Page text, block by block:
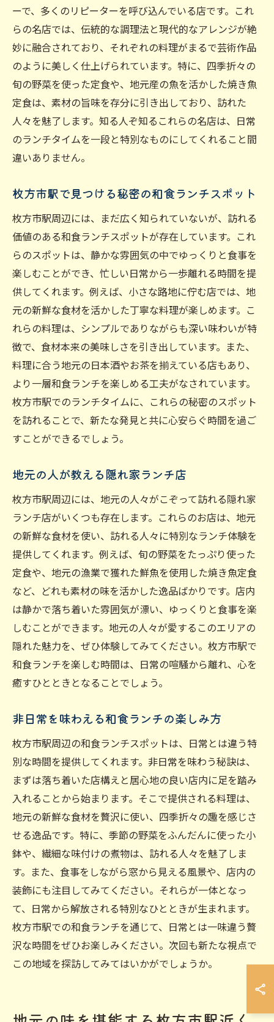
ーで、多くのリピーターを呼び込んでいる店です。これ
らの名店では、伝統的な調理法と現代的なアレンジが絶
妙に融合されており、それぞれの料理がまるで芸術作品
のように美しく仕上げられています。特に、四季折々の
旬の野菜を使った定食や、地元産の魚を活かした焼き魚
定食は、素材の旨味を存分に引き出しており、訪れた
人々を魅了します。知る人ぞ知るこれらの名店は、日常
のランチタイムを一段と特別なものにしてくれること間
違いありません。
枚方市駅で見つける秘密の和食ランチスポット
枚方市駅周辺には、まだ広く知られていないが、訪れる
価値のある和食ランチスポットが存在しています。これ
らのスポットは、静かな雰囲気の中でゆっくりと食事を
楽しむことができ、忙しい日常から一歩離れる時間を提
供してくれます。例えば、小さな路地に佇む店では、地
元の新鮮な食材を活かした丁寧な料理が楽しめます。こ
れらの料理は、シンプルでありながらも深い味わいが特
徴で、食材本来の美味しさを引き出しています。また、
料理に合う地元の日本酒やお茶を揃えている店もあり、
より一層和食ランチを楽しめる工夫がなされています。
枚方市駅でのランチタイムに、これらの秘密のスポット
を訪れることで、新たな発見と共に心安らぐ時間を過ご
すことができるでしょう。
地元の人が教える隠れ家ランチ店
枚方市駅周辺には、地元の人々がこぞって訪れる隠れ家
ランチ店がいくつも存在します。これらのお店は、地元
の新鮮な食材を使い、訪れる人々に特別なランチ体験を
提供してくれます。例えば、旬の野菜をたっぷり使った
定食や、地元の漁業で獲れた鮮魚を使用した焼き魚定食
など、どれも素材の味を活かした逸品ばかりです。店内
は静かで落ち着いた雰囲気が漂い、ゆっくりと食事を楽
しむことができます。地元の人々が愛するこのエリアの
隠れた魅力を、ぜひ体験してみてください。枚方市駅で
和食ランチを楽しむ時間は、日常の喧騒から離れ、心を
癒すひとときとなることでしょう。
非日常を味わえる和食ランチの楽しみ方
枚方市駅周辺の和食ランチスポットは、日常とは違う特
別な時間を提供してくれます。非日常を味わう秘訣は、
まずは落ち着いた店構えと居心地の良い店内に足を踏み
入れることから始まります。そこで提供される料理は、
地元の新鮮な食材を贅沢に使い、四季折々の趣を感じさ
せる逸品です。特に、季節の野菜をふんだんに使った小
鉢や、繊細な味付けの煮物は、訪れる人々を魅了しま
す。また、食事をしながら窓から見える風景や、店内の
装飾にも注目してみてください。それらが一体となっ
て、日常から解放される特別なひとときが生まれます。
枚方市駅での和食ランチを通じて、日常とは一味違う贅
沢な時間をぜひお楽しみください。次回も新たな視点で
この地域を探訪してみてはいかがでしょうか。